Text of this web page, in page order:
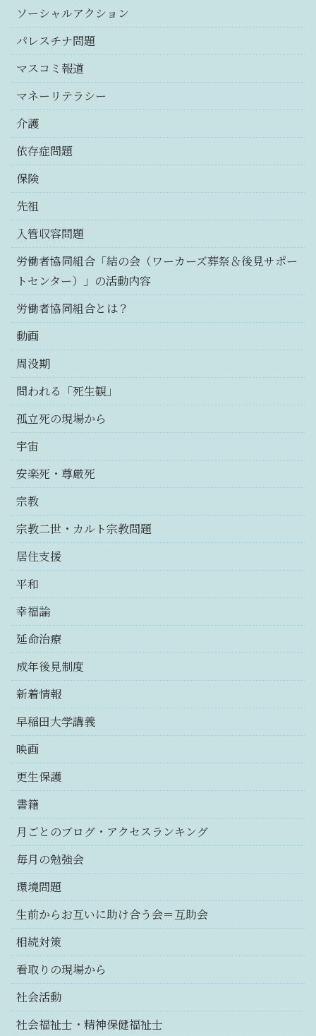
ソーシャルアクション
パレスチナ問題
マスコミ報道
マネーリテラシー
介護
依存症問題
保険
先祖
入管収容問題
労働者協同組合「結の会（ワーカーズ葬祭＆後見サポー
トセンター）」の活動内容
労働者協同組合とは？
動画
周没期
問われる「死生観」
孤立死の現場から
宇宙
安楽死・尊厳死
宗教
宗教二世・カルト宗教問題
居住支援
平和
幸福論
延命治療
成年後見制度
新着情報
早稲田大学講義
映画
更生保護
書籍
月ごとのブログ・アクセスランキング
毎月の勉強会
環境問題
生前からお互いに助け合う会＝互助会
相続対策
看取りの現場から
社会活動
社会福祉士・精神保健福祉士